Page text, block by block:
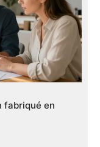
fabriqué en